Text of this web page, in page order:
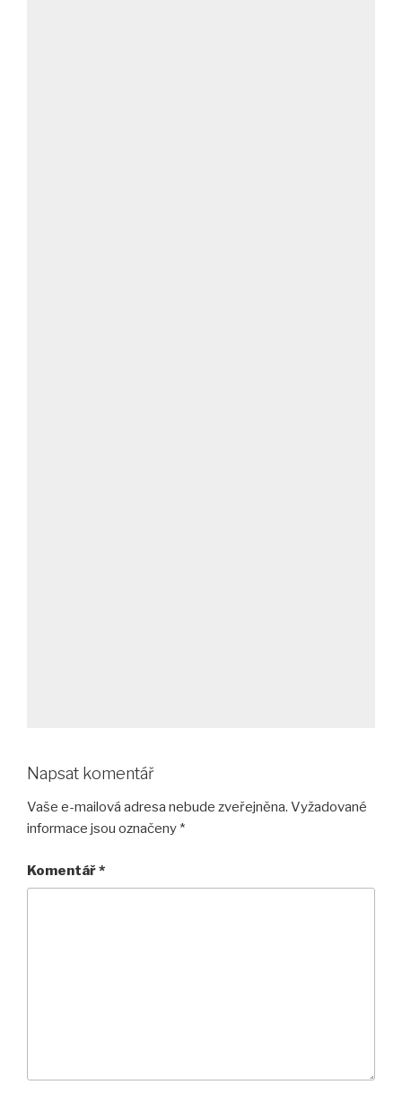
Napsat komentář
Vaše e-mailová adresa nebude zveřejněna. Vyžadované
informace jsou označeny *
Komentář*